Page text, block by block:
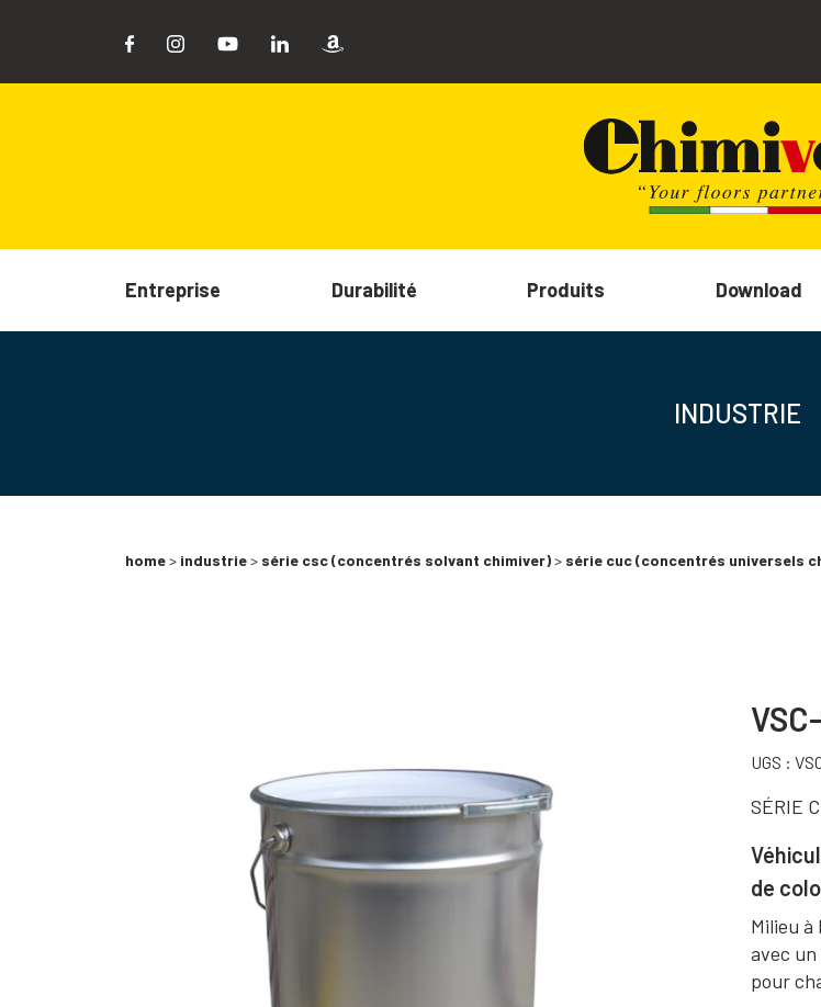
Entreprise Durabilité Produits Download
INDUSTRIE
home> industrie> série csc (concentrés solvant chimiver)> série cuc (concentrés universels
UGS :
SÉRIE
de
Milieu
avec
pour